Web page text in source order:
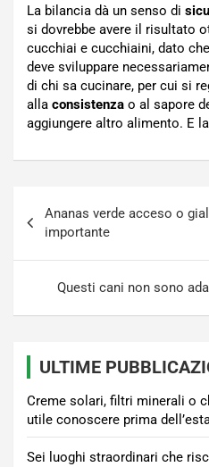
La bilancia dà un senso di
si dovrebbe avere il risultato
cucchiai e cucchiaini, dato
deve sviluppare
di chi sa cucinare, per cui si
alla consistenza o al sapore
aggiungere altro alimento. E la
articoli
Ananas verde acceso o
importante
Questi cani non sono
ULTIME
Creme solari, filtri minerali o
utile conoscere prima
Sei luoghi straordinari che